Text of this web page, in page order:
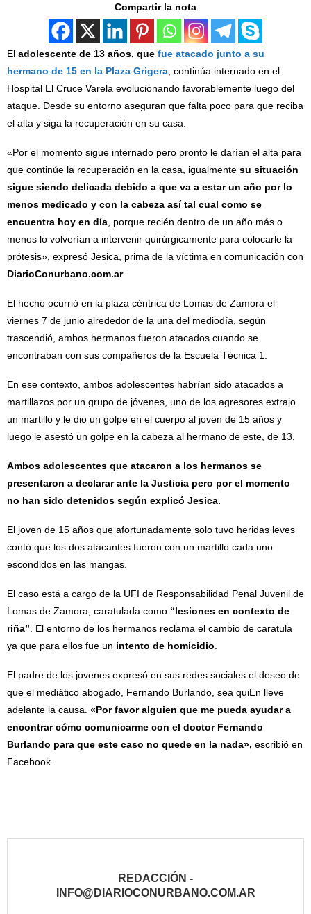
Compartir la nota
El adolescente de 13 años, que fue atacado junto a su
hermano de 15 en la Plaza Grigera , continúa internado en el
Hospital El Cruce Varela evolucionando favorablemente luego del
ataque. Desde su entorno aseguran que falta poco para que reciba
el alta y siga la recuperación en su casa.
«Por el momento sigue internado pero pronto le darían el alta para
que continúe la recuperación en la casa, igualmente su situación
sigue siendo delicada debido a que va a estar un año por lo
menos medicado y con la cabeza así tal cual como se
encuentra hoy en día , porque recién dentro de un año más o
menos lo volverían a intervenir quirúrgicamente para colocarle la
prótesis», expresó Jesica, prima de la víctima en comunicación con
DiarioConurbano.com.ar
El hecho ocurrió en la plaza céntrica de Lomas de Zamora el
viernes 7 de junio alrededor de la una del mediodía, según
trascendió, ambos hermanos fueron atacados cuando se
encontraban con sus compañeros de la Escuela Técnica 1.
En ese contexto, ambos adolescentes habrían sido atacados a
martillazos por un grupo de jóvenes, uno de los agresores extrajo
un martillo y le dio un golpe en el cuerpo al joven de 15 años y
luego le asestó un golpe en la cabeza al hermano de este, de 13.
Ambos adolescentes que atacaron a los hermanos se
presentaron a declarar ante la Justicia pero por el momento
no han sido detenidos según explicó Jesica.
El joven de 15 años que afortunadamente solo tuvo heridas leves
contó que los dos atacantes fueron con un martillo cada uno
escondidos en las mangas.
El caso está a cargo de la UFI de Responsabilidad Penal Juvenil de
Lomas de Zamora, caratulada como “lesiones en contexto de
riña” . El entorno de los hermanos reclama el cambio de caratula
ya que para ellos fue un intento de homicidio
El padre de los jovenes expresó en sus redes sociales el deseo de
que el mediático abogado, Fernando Burlando, sea quiEn lleve
adelante la causa. «Por favor alguien que me pueda ayudar a
encontrar cómo comunicarme con el doctor Fernando
Burlando para que este caso no quede en la nada», escribió en
Facebook.
REDACCIÓN -
INFO@DIARIOCONURBANO.COM.AR